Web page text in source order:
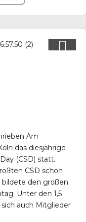
Am
das diesjährige
(CSD) statt.
CSD schon
bildete den großen
Unter den 1,5
auch Mitglieder